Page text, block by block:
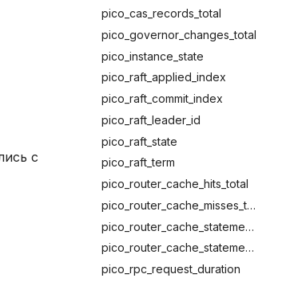
pico_cas_records_total
pico_governor_changes_total
pico_instance_state
pico_raft_applied_index
pico_raft_commit_index
pico_raft_leader_id
pico_raft_state
pico_raft_term
pico_router_cache_hits_total
pico_router_cache_misses_total
pico_router_cache_statements_added_total
pico_router_cache_statements_evicted_total
pico_rpc_request_duration
с